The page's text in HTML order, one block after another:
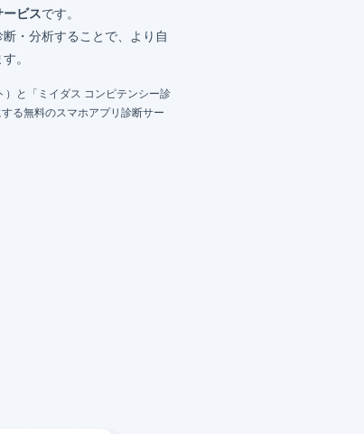
ービスです。
・分析することで、より自
。
）と「ミイダス コンピテンシー診
る無料のスマホアプリ診断サー